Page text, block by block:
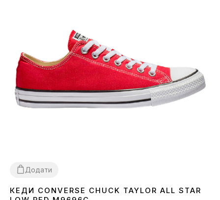
Додати
36383940 41 4243
КЕДИ CONVERSE CHUCK TAYLOR ALL STAR